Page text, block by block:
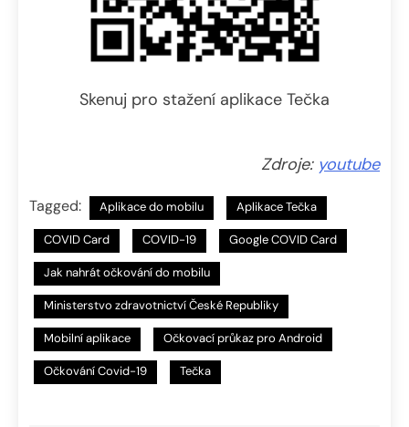
Skenuj pro stažení aplikace Tečka
Zdroje: youtube
Tagged: Aplikace do mobilu Aplikace Tečka
COVID Card COVID-19 Google COVID Card
Jak nahrát očkování do mobilu
Ministerstvo zdravotnictví České Republiky
Mobilní aplikace Očkovací průkaz pro Android
Očkování Covid-19 Tečka